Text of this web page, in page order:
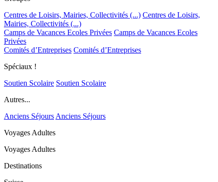
Centres de Loisirs, Mairies, Collectivités (...) Centres de Loisirs,
Mairies, Collectivités (...)
Camps de Vacances Ecoles Privées Camps de Vacances Ecoles
Privées
Comités d’Entreprises Comités d’Entreprises
Spéciaux !
Soutien Scolaire Soutien Scolaire
Autres...
Anciens Séjours Anciens Séjours
Voyages Adultes
Voyages Adultes
Destinations